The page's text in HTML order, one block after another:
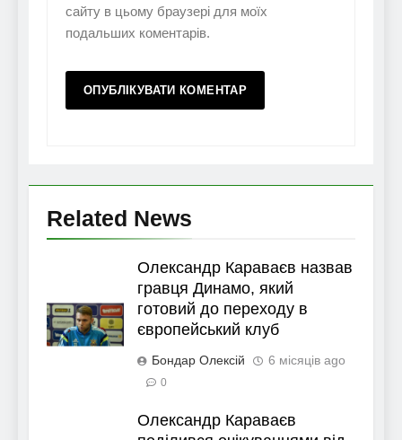
сайту в цьому браузері для моїх
подальших коментарів.
Related News
Олександр Караваєв назвав
гравця Динамо, який
готовий до переходу в
європейський клуб
Бондар Олексій 6 місяців ago
0
Олександр Караваєв